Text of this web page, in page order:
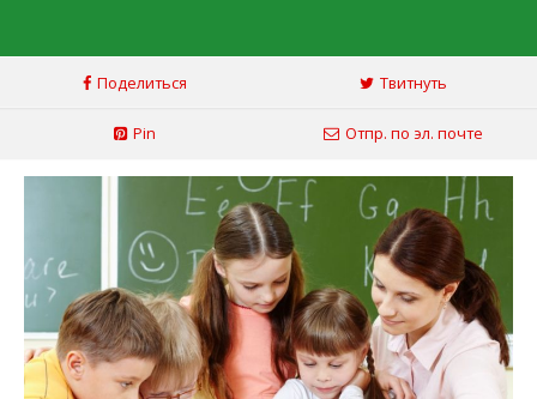
Поделиться Твитнуть
Pin Отпр. по эл. почте